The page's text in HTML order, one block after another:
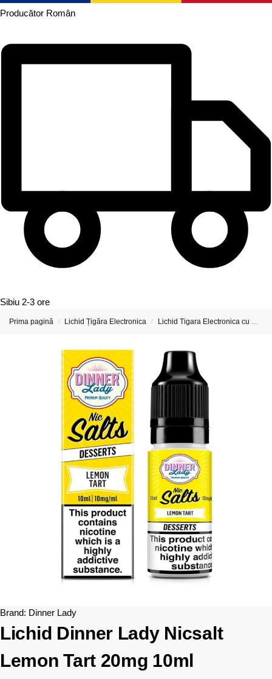
Producător Român
Sibiu 2-3 ore
Prima pagină / Lichid Țigăra Electronica / Lichid Tigara Electronica cu Nicotina
Brand: Dinner Lady
Lichid Dinner Lady Nicsalt
Lemon Tart 20mg 10ml